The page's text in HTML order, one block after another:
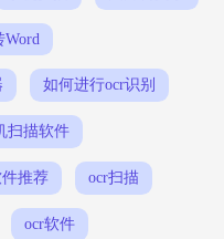
Word
如何进行ocr识别
扫描软件
推荐 ocr扫描
ocr软件